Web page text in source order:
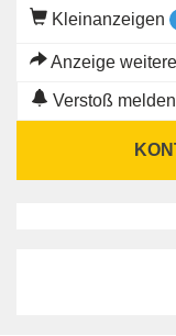
Kleinanzeigen
Anzeige
Verstoß melden